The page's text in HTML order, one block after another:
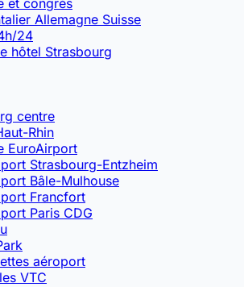
Allemagne Suisse
24
hôtel Strasbourg
centre
Rhin
EuroAirport
Strasbourg-Entzheim
Bâle-Mulhouse
Francfort
Paris CDG
aéroport
VTC